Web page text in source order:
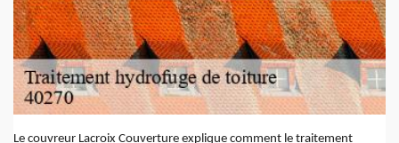
Le couvreur Lacroix Couverture explique comment le traitement